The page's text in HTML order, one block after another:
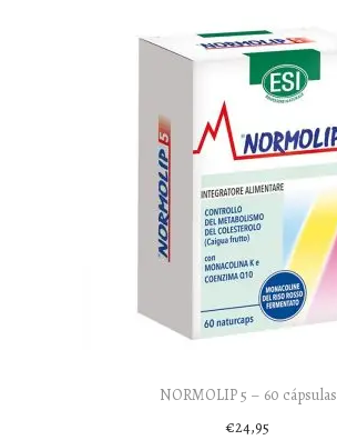
NORMOLIP 5 – 60 cápsulas
€24,95